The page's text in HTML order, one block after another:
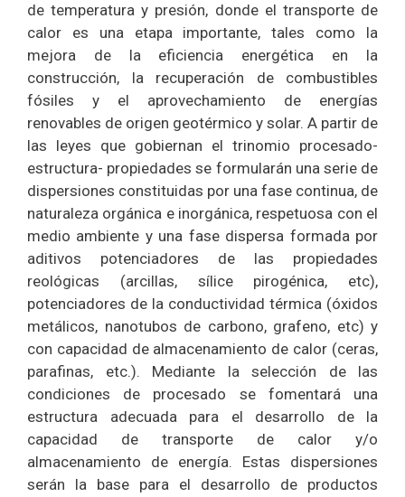
de temperatura y presión, donde el transporte de
calor es una etapa importante, tales como la
mejora de la eficiencia energética en la
construcción, la recuperación de combustibles
fósiles y el aprovechamiento de energías
renovables de origen geotérmico y solar. A partir de
las leyes que gobiernan el trinomio procesado-
estructura- propiedades se formularán una serie de
dispersiones constituidas por una fase continua, de
naturaleza orgánica e inorgánica, respetuosa con el
medio ambiente y una fase dispersa formada por
aditivos potenciadores de las propiedades
reológicas (arcillas, sílice pirogénica, etc),
potenciadores de la conductividad térmica (óxidos
metálicos, nanotubos de carbono, grafeno, etc) y
con capacidad de almacenamiento de calor (ceras,
parafinas, etc.). Mediante la selección de las
condiciones de procesado se fomentará una
estructura adecuada para el desarrollo de la
capacidad de transporte de calor y/o
almacenamiento de energía. Estas dispersiones
serán la base para el desarrollo de productos